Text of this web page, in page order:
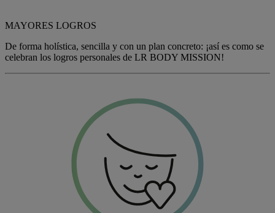
MAYORES LOGROS
De forma holística, sencilla y con un plan concreto: ¡así es como se
celebran los logros personales de LR BODY MISSION!